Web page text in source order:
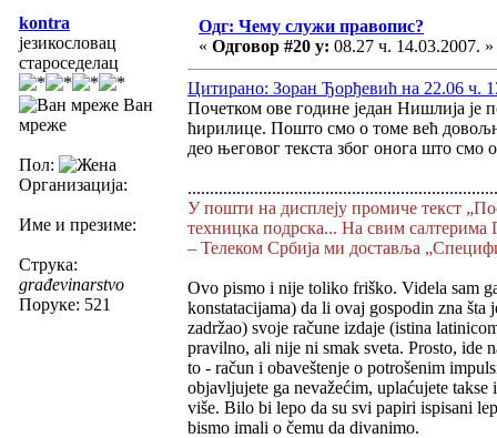
kontra
језикословац
староседелац
Ван
мреже
Пол:
Организација:
Име и презиме:
Струка:
građevinarstvo
Поруке: 521
Одг: Чему служи правопис?
« Одговор #20 у: 08.27 ч. 14.03.2007. »
Цитирано: Зоран Ђорђевић на 22.06 ч.
Почетком ове године један Нишлија
ћирилице. Пошто смо о томе већ
део његовог текста због онога што смо
У пошти на дисплеју промиче текст
техницка подрска... На свим салтерима
– Телеком Србија ми доставља
Ovo pismo i nije toliko friško. Videla sam
konstatacijama) da li ovaj gospodin zna
zadržao) svoje račune izdaje (istina
pravilno, ali nije ni smak sveta. Prosto, ide
to - račun i obaveštenje o potrošenim
objavljujete ga nevažećim, uplaćujete
više. Bilo bi lepo da su svi papiri ispisani
bismo imali o čemu da divanimo.